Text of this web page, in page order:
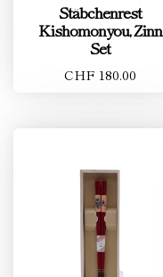
Stäbchenrest
Kishomonyou, Zinn
Set
CHF 180.00